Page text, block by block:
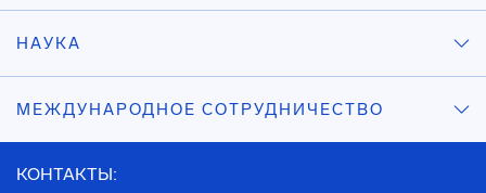
НАУКА
МЕЖДУНАРОДНОЕ СОТРУДНИЧЕСТВО
КОНТАКТЫ: